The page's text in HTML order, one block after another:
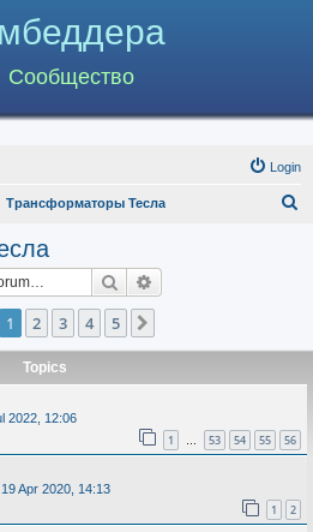
Сообщество
Login
Трансформаторы Тесла
Search
1 2 3 4 5
Topics
2022, 12:06
1 … 53 54 55 56
19 Apr 2020, 14:13
1 2